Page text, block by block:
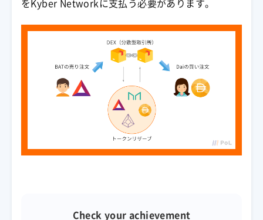
をKyber Networkに支払う必要があります。
Check your achievement